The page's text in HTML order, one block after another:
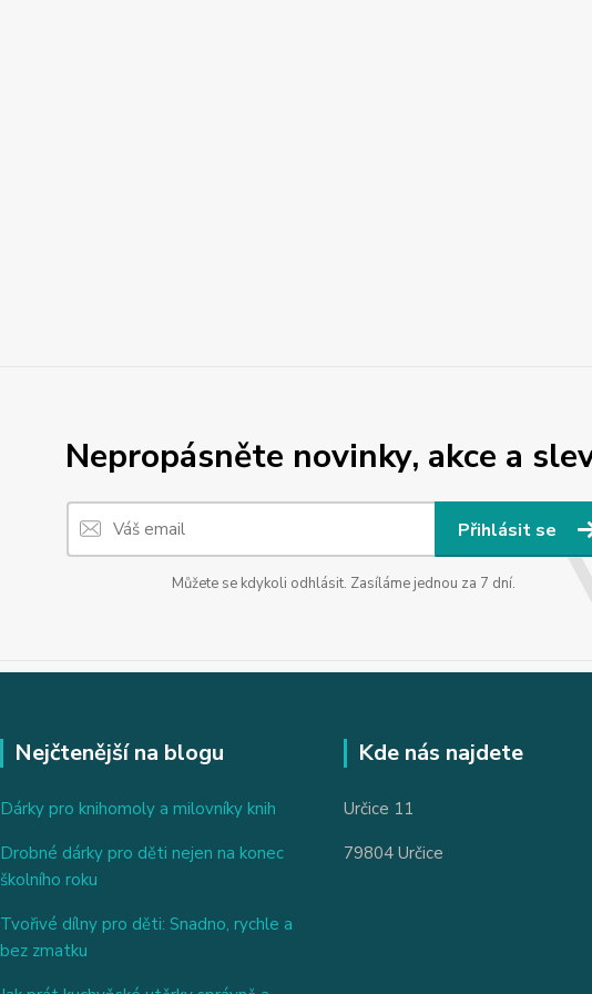
Nepropásněte novinky, akce a
Přihlásit se
Můžete se kdykoli odhlásit. Zasíláme jednou za 7 dní.
Nejčtenější na blogu
Dárky pro knihomoly a milovníky knih
Drobné dárky pro děti nejen na konec
školního roku
Tvořivé dílny pro děti: Snadno, rychle a
bez zmatku
Kde nás najdete
Určice 11
79804 Určice